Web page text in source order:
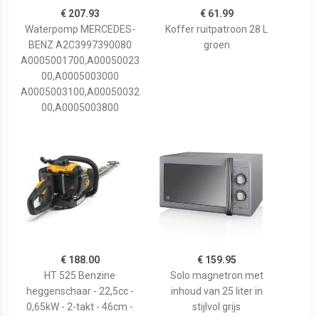
€ 207.93
Waterpomp MERCEDES-
BENZ A2C3997390080
A0005001700,A00050023
00,A0005003000
A0005003100,A00050032
00,A0005003800
€ 61.99
Koffer ruitpatroon 28 L
groen
€ 188.00
HT 525 Benzine
heggenschaar - 22,5cc -
0,65kW - 2-takt - 46cm -
€ 159.95
Solo magnetron met
inhoud van 25 liter in
stijlvol grijs